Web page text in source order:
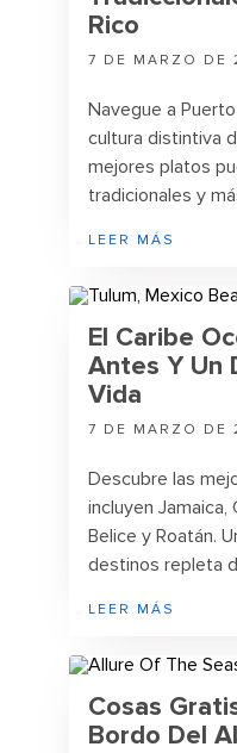
Rico
7 DE MARZO DE
Navegue a
cultura distintiva
mejores platos
tradicionales y
LEER MÁS
El Caribe
Antes Y Un
Vida
7 DE MARZO DE
Descubre las
incluyen Jamaica,
Belice y Roatán.
destinos repleta
LEER MÁS
Cosas
Bordo Del